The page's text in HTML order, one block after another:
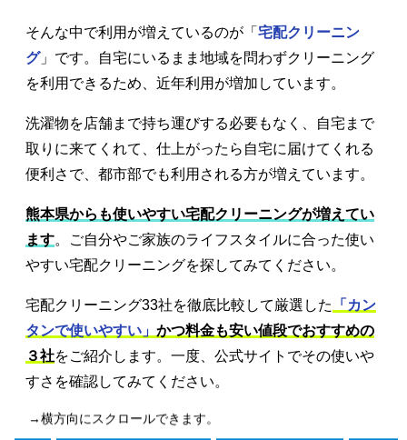
そんな中で利用が増えているのが「 宅配クリーニン
グ」です。自宅にいるまま地域を問わずクリーニング
を利用できるため、近年利用が増加しています。
洗濯物を店舗まで持ち運びする必要もなく、自宅まで
取りに来てくれて、仕上がったら自宅に届けてくれる
便利さで、都市部でも利用される方が増えています。
熊本県からも使いやすい宅配クリーニングが増えてい
ます。ご自分やご家族のライフスタイルに合った使い
やすい宅配クリーニングを探してみてください。
宅配クリーニング33社を徹底比較して厳選した
「カン
タンで使いやすい」 かつ料金も安い値段でおすすめの
３社をご紹介します。一度、公式サイトでその使いや
すさを確認してみてください。
→横方向にスクロールできます。